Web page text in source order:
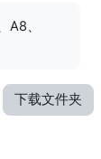
A8、
下载文件夹